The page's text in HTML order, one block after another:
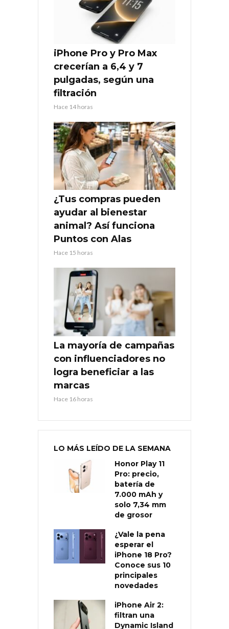
iPhone Pro y Pro Max
crecerían a 6,4 y 7
pulgadas, según una
filtración
Hace 14 horas
¿Tus compras pueden
ayudar al bienestar
animal? Así funciona
Puntos con Alas
Hace 15 horas
La mayoría de campañas
con influenciadores no
logra beneficiar a las
marcas
Hace 16 horas
LO MÁS LEÍDO DE LA SEMANA
Honor Play 11
Pro: precio,
batería de
7.000 mAh y
solo 7,34 mm
de grosor
¿Vale la pena
esperar el
iPhone 18 Pro?
Conoce sus 10
principales
novedades
iPhone Air 2:
filtran una
Dynamic Island